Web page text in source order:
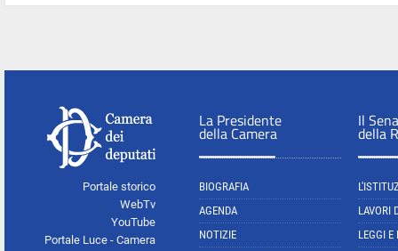
Portale storico
WebTv
YouTube
Portale Luce - Camera
La Presidente
della Camera
BIOGRAFIA
AGENDA
NOTIZIE
Il
della
LAVORI
LEGGI E